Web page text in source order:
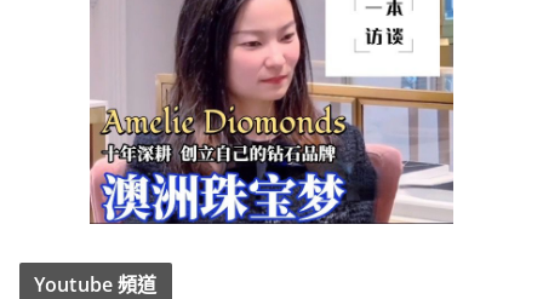
Youtube 頻道